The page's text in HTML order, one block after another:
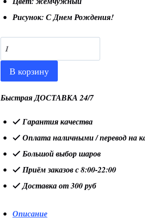
Рисунок: С Днем Рождения!
Количество
товара
Шар
18"/46
Звезда,
"С
Днем
Рождения!"
(яркие
Градиент
В корзину
Быстрая ДОСТАВКА 24/7
Гарантия качества
Оплата наличными / перевод на
Большой выбор шаров
Приём заказов с 8:00-22:00
Доставка от 300 руб
Описание